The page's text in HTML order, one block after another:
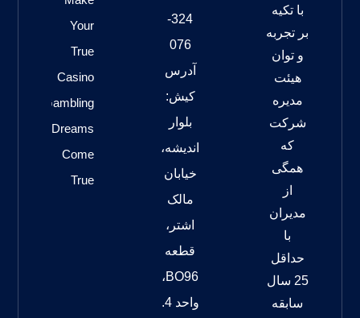
با تکیه
بر تجربه
و توان
هیئت
مدیره
شرکت
که
همگی
از
مدیران
با
حداقل
25 سال
سابقه
324-
076
آدرس
کیش:
بلوار
اندیشه،
خیابان
مالک
اشتر،
قطعه
BO96،
واحد 4.
Your
True
Casino
Gambling
Dreams
Come
True